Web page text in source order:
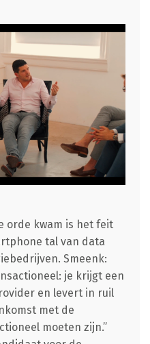
orde kwam is het feit
tal van data
Smeenk:
je krijgt een
en levert in ruil
met de
moeten zijn.”